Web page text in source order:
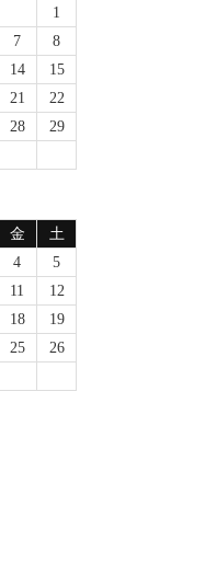
1
7
8
14
15
21
22
28
29
金
土
4
5
11
12
18
19
25
26